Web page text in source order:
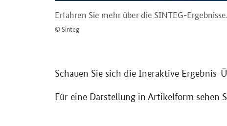
Schauen Sie sich die Ineraktive Ergebnis-
Für eine Darstellung in Artikelform sehen